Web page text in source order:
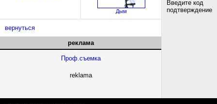
Дым
вернуться
реклама
Проф.съемка
reklama
Введите код
подтверждение